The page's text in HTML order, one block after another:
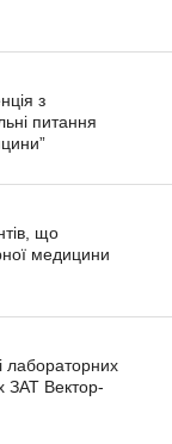
з
питання
що
медицини
лабораторних
ЗАТ Вектор-